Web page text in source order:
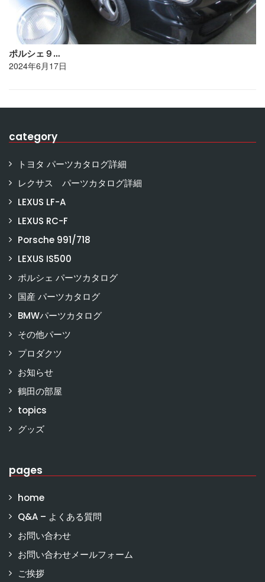
ポルシェ９…
2024年6月17日
category
トヨタ パーツカタログ詳細
レクサス パーツカタログ詳細
LEXUS LF-A
LEXUS RC-F
Porsche 991/718
LEXUS IS500
ポルシェ パーツカタログ
国産 パーツカタログ
BMWパーツカタログ
その他パーツ
プロダクツ
お知らせ
鶴田の部屋
topics
グッズ
pages
home
Q&A – よくある質問
お問い合わせ
お問い合わせメールフォーム
ご挨拶